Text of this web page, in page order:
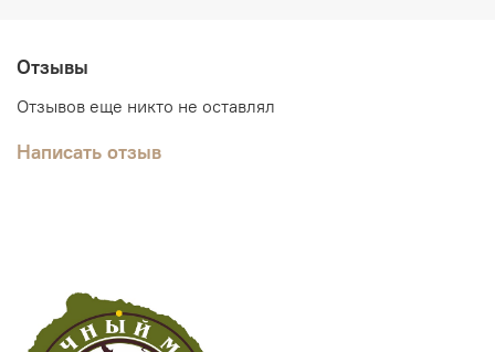
Отзывы
Отзывов еще никто не оставлял
Написать отзыв